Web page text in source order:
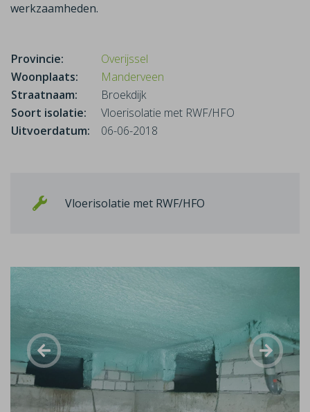
werkzaamheden.
Provincie:
Overijssel
Woonplaats:
Manderveen
Straatnaam:
Broekdijk
Soort isolatie:
Vloerisolatie met RWF/HFO
Uitvoerdatum:
06-06-2018
Vloerisolatie met RWF/HFO